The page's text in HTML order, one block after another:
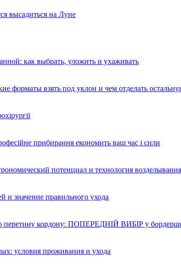
высадиться на Луне
как выбрать, уложить и ухаживать
форматы взять под уклон и чем отделать
прибирання економить ваш час і сили
потенциал и технология
и значение правильного ухода
перетину кордону: ПОПЕРЕДНІЙ ВИБІР у
условия проживания и ухода